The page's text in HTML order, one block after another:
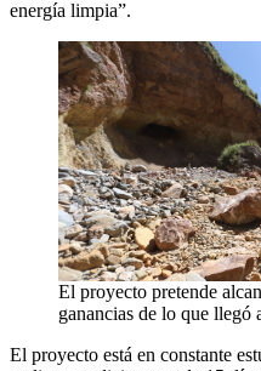
energía limpia”.
El proyecto pretende
ganancias de lo que llegó
El proyecto está en constante